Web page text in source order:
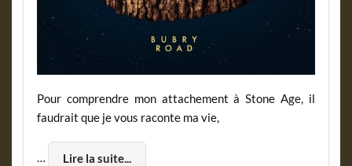
Pour comprendre mon attachement à Stone Age, il
faudrait que je vous raconte ma vie,
… Lire la suite...